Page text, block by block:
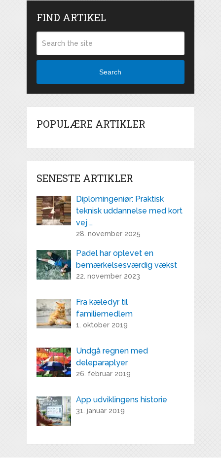
FIND ARTIKEL
Search
POPULÆRE ARTIKLER
SENESTE ARTIKLER
Diplomingeniør: Praktisk
teknisk uddannelse med kort
vej …
28. november 2025
Padel har oplevet en
bemærkelsesværdig vækst
22. november 2023
Fra kæledyr til
familiemedlem
1. oktober 2019
Undgå regnen med
deleparaplyer
26. februar 2019
App udviklingens historie
31. januar 2019